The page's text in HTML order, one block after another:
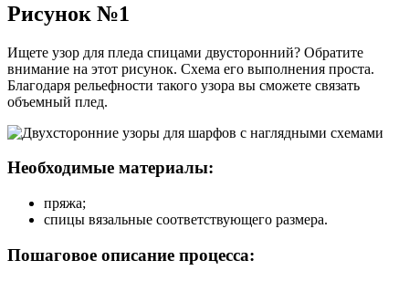
Рисунок №1
Ищете узор для пледа спицами двусторонний? Обратите
внимание на этот рисунок. Схема его выполнения проста.
Благодаря рельефности такого узора вы сможете связать
объемный плед.
Необходимые материалы:
пряжа;
спицы вязальные соответствующего размера.
Пошаговое описание процесса: